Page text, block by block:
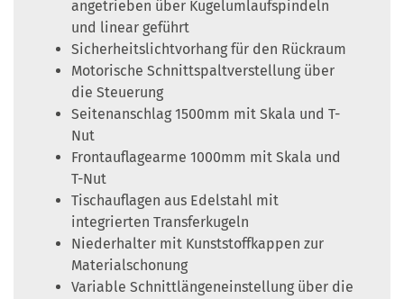
angetrieben über Kugelumlaufspindeln
und linear geführt
Sicherheitslichtvorhang für den Rückraum
Motorische Schnittspaltverstellung über
die Steuerung
Seitenanschlag 1500mm mit Skala und T-
Nut
Frontauflagearme 1000mm mit Skala und
T-Nut
Tischauflagen aus Edelstahl mit
integrierten Transferkugeln
Niederhalter mit Kunststoffkappen zur
Materialschonung
Variable Schnittlängeneinstellung über die